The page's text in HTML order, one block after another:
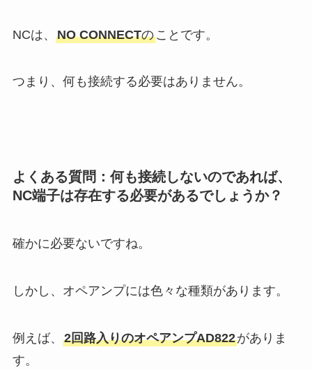
NCは、 NO CONNECTのことです。
つまり、何も接続する必要はありません。
よくある質問：何も接続しないのであれば、
NC端子は存在する必要があるでしょうか？
確かに必要ないですね。
しかし、オペアンプには色々な種類があります。
例えば、 2回路入りのオペアンプAD822がありま
す。